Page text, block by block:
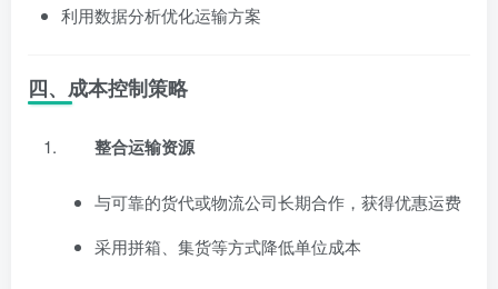
利用数据分析优化运输方案
四、成本控制策略
整合运输资源
与可靠的货代或物流公司长期合作，获得优惠运费
采用拼箱、集货等方式降低单位成本